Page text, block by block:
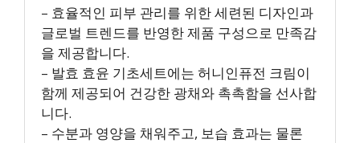
– 효율적인 피부 관리를 위한 세련된 디자인과
글로벌 트렌드를 반영한 제품 구성으로 만족감
을 제공합니다.
– 발효 효윤 기초세트에는 허니인퓨전 크림이
함께 제공되어 건강한 광채와 촉촉함을 선사합
니다.
– 수분과 영양을 채워주고, 보습 효과는 물론